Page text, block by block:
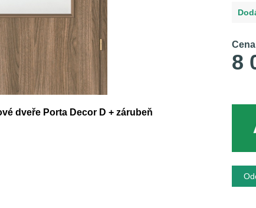
dveře Porta Decor D + zárubeň
8